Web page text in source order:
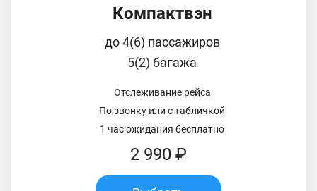
Компактвэн
до 4(6) пассажиров
5(2) багажа
Отслеживание рейса
По звонку или с табличкой
1 час ожидания бесплатно
2 990 ₽